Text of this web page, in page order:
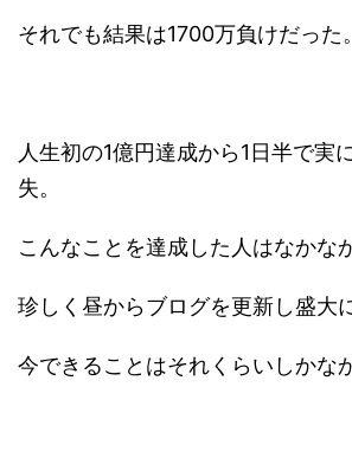
それでも結果は1700万負けだった。
人生初の1億円達成から1日半で実
失。
こんなことを達成した人はなかな
珍しく昼からブログを更新し盛大
今できることはそれくらいしかな